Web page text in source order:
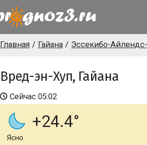
Главная Гайана Эссекибо-
Вред-эн-Хуп, Гайана
Сейчас 05:02
+24.4
Ясно